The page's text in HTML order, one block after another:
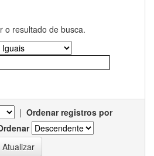
o resultado de busca.
| Ordenar registros por